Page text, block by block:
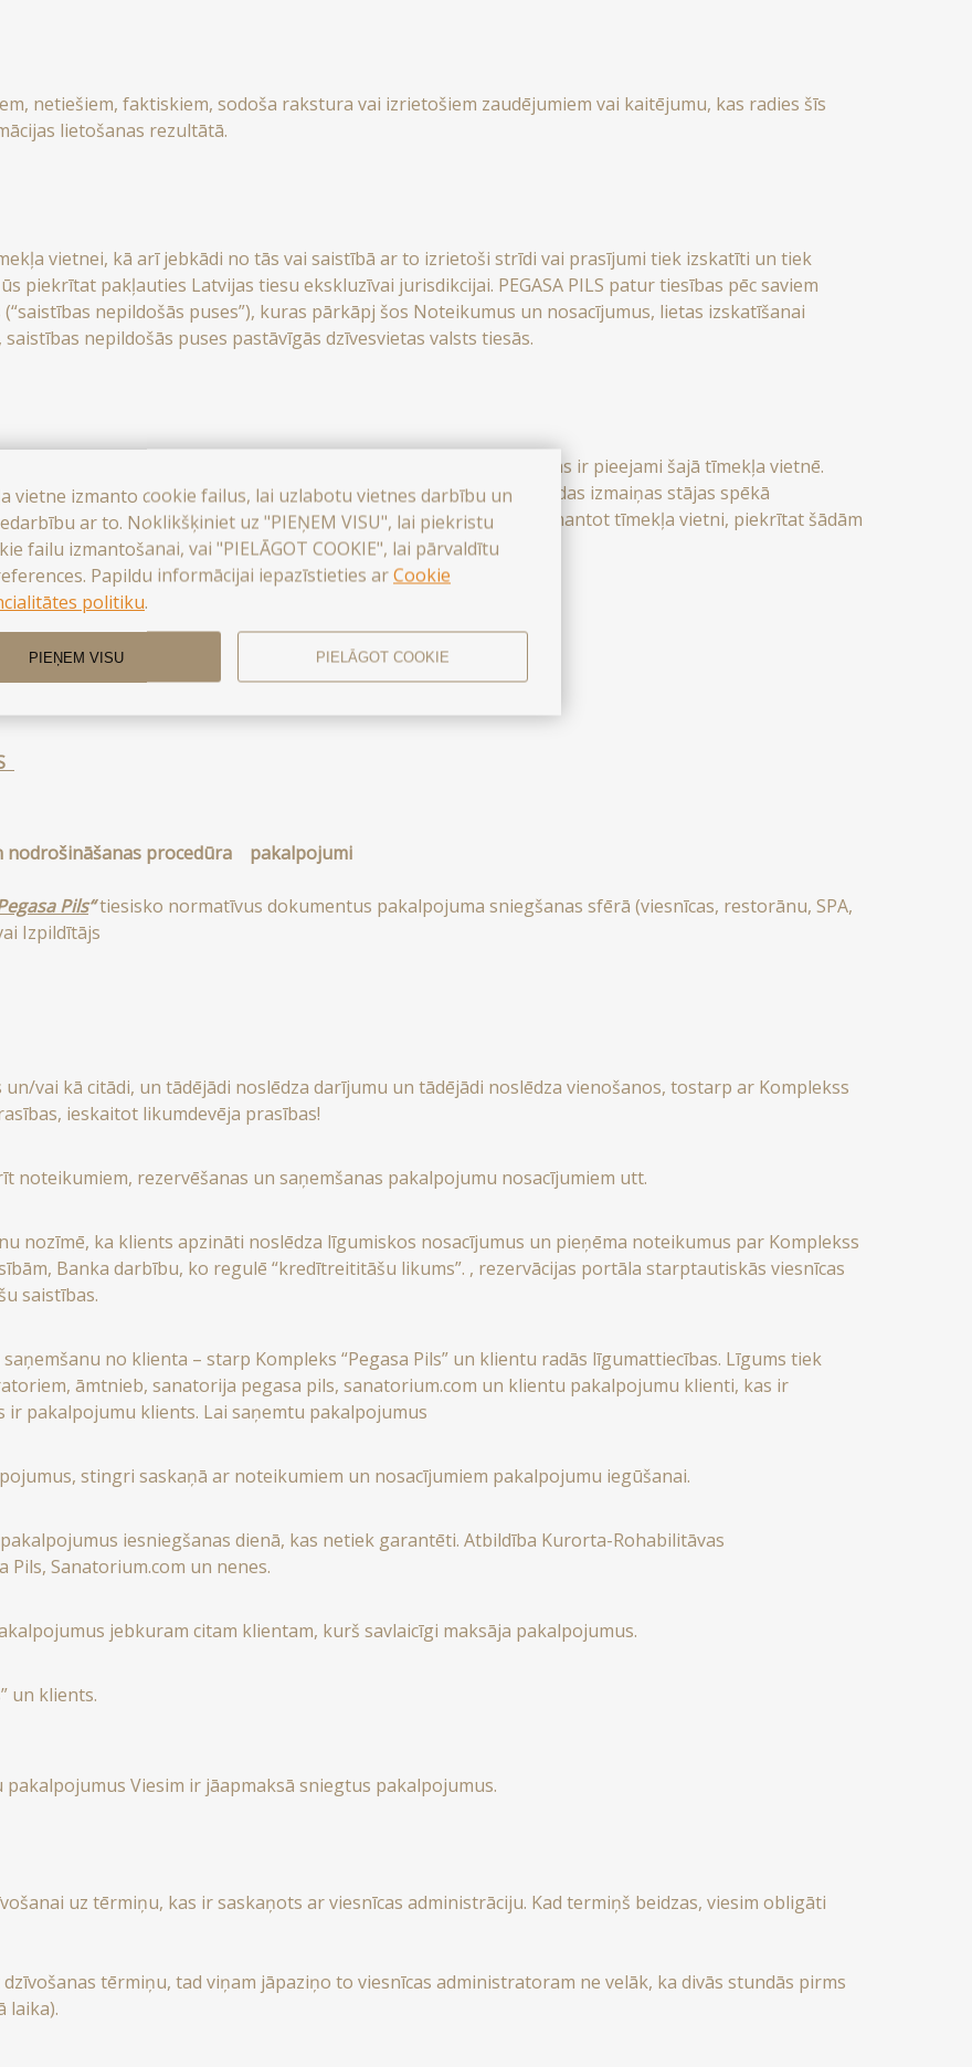
vietne izmanto cookie failus, lai uzlabotu vietnes darbību un
ar to. Noklikšķiniet uz "PIEŅEM VISU", lai piekristu
failu izmantošanai, vai "PIELĀGOT COOKIE", lai pārvaldītu
Papildu informācijai iepazīstieties arCookie
politiku.
PIEŅEM VISU PIELĀGOT COOKIE
netiešiem, faktiskiem, sodoša rakstura vai izrietošiem zaudējumiem vai kaitējumu, kas radies šīs
lietošanas rezultātā.
vietnei, kā arī jebkādi no tās vai saistībā ar to izrietoši strīdi vai prasījumi tiek izskatīti un tiek
piekrītat pakļauties Latvijas tiesu ekskluzīvai jurisdikcijai. PEGASA PILS patur tiesības pēc saviem
nepildošās puses”), kuras pārkāpj šos Noteikumus un nosacījumus, lietas izskatīšanai
nepildošās puses pastāvīgās dzīvesvietas valsts tiesās.
paziņojuma mainīt jebkādu informāciju vai materiālus, kas ir pieejami šajā tīmekļa vietnē.
paziņojuma mainīt šos Noteikumus un nosacījumus, un šādas izmaiņas stājas spēkā
publicēšanas tīmekļa vietnē, un tiek uzskatīts, ka Jūs, turpinot izmantot tīmekļa vietni, piekrītat šādām
politika
nodrošināšanas procedūra pakalpojumi
Pils“tiesisko normatīvus dokumentus pakalpojuma sniegšanas sfērā (viesnīcas, restorānu, SPA,
Izpildītājs
un/vai kā citādi, un tādējādi noslēdza darījumu un tādējādi noslēdza vienošanos, tostarp ar Komplekss
ieskaitot likumdevēja prasības!
noteikumiem, rezervēšanas un saņemšanas pakalpojumu nosacījumiem utt.
nozīmē, ka klients apzināti noslēdza līgumiskos nosacījumus un pieņēma noteikumus par Komplekss
Banka darbību, ko regulē “kredītreititāšu likums”. , rezervācijas portāla starptautiskās viesnīcas
saistības.
no klienta – starp Kompleks “Pegasa Pils” un klientu radās līgumattiecības. Līgums tiek
āmtnieb, sanatorija pegasa pils, sanatorium.com un klientu pakalpojumu klienti, kas ir
pakalpojumu klients. Lai saņemtu pakalpojumus
stingri saskaņā ar noteikumiem un nosacījumiem pakalpojumu iegūšanai.
iesniegšanas dienā, kas netiek garantēti. Atbildība Kurorta-Rohabilitāvas
Sanatorium.com un nenes.
jebkuram citam klientam, kurš savlaicīgi maksāja pakalpojumus.
un klients.
Viesim ir jāapmaksā sniegtus pakalpojumus.
uz tērmiņu, kas ir saskaņots ar viesnīcas administrāciju. Kad termiņš beidzas, viesim obligāti
tērmiņu, tad viņam jāpaziņo to viesnīcas administratoram ne velāk, ka divās stundās pirms
laika).